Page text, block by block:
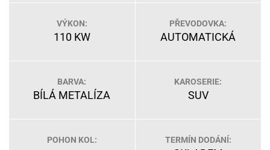
VÝKON:
110 KW
PŘEVODOVKA:
AUTOMATICKÁ
BARVA:
BÍLÁ METALÍZA
KAROSERIE:
SUV
POHON KOL: TERMÍN DODÁNÍ: